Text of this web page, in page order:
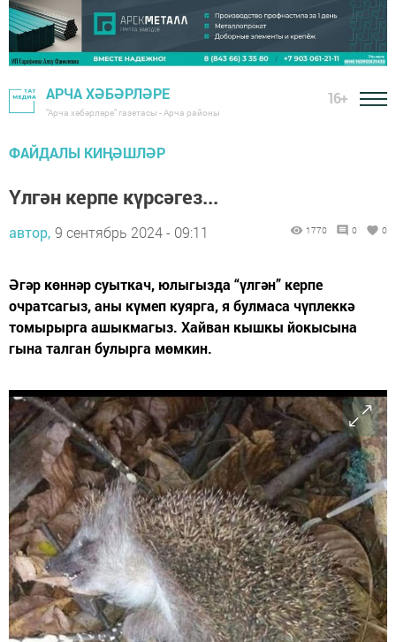
АРЧА ХӘБӘРЛӘРЕ
"Арча хәбәрләре" газетасы - Арча районы
16+
ФАЙДАЛЫ КИҢӘШЛӘР
Үлгән керпе күрсәгез...
автор, 9 сентябрь 2024 - 09:11 1770 0 0
Әгәр көннәр суыткач, юлыгызда “үлгән” керпе
очратсагыз, аны күмеп куярга, я булмаса чүплеккә
томырырга ашыкмагыз. Хайван кышкы йокысына
гына талган булырга мөмкин.